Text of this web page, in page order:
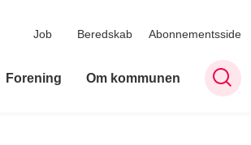
Job Beredskab Abonnementsside
Forening Om kommunen